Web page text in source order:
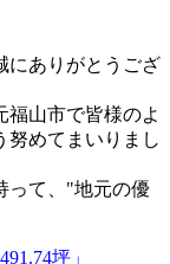
にありがとうござ
福山市で皆様のよ
努めてまいりまし
って、"地元の優